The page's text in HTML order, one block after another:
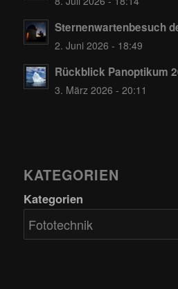
Sternenwartenbesuch
2. Juni 2026 - 18:49
Rückblick Panoptikum
3. März 2026 - 20:11
KATEGORIEN
Kategorien